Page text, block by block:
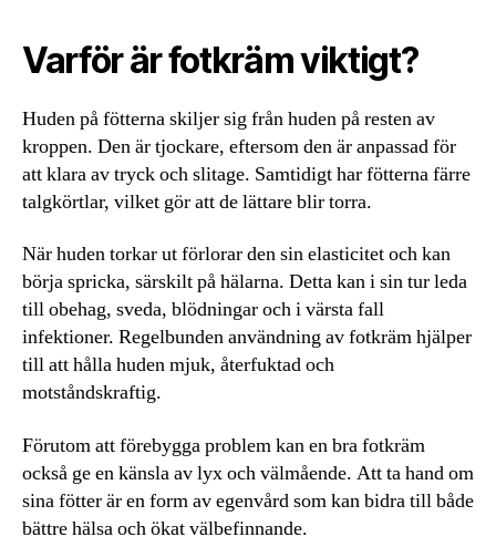
Varför är fotkräm viktigt?
Huden på fötterna skiljer sig från huden på resten av
kroppen. Den är tjockare, eftersom den är anpassad för
att klara av tryck och slitage. Samtidigt har fötterna färre
talgkörtlar, vilket gör att de lättare blir torra.
När huden torkar ut förlorar den sin elasticitet och kan
börja spricka, särskilt på hälarna. Detta kan i sin tur leda
till obehag, sveda, blödningar och i värsta fall
infektioner. Regelbunden användning av fotkräm hjälper
till att hålla huden mjuk, återfuktad och
motståndskraftig.
Förutom att förebygga problem kan en bra fotkräm
också ge en känsla av lyx och välmående. Att ta hand om
sina fötter är en form av egenvård som kan bidra till både
bättre hälsa och ökat välbefinnande.